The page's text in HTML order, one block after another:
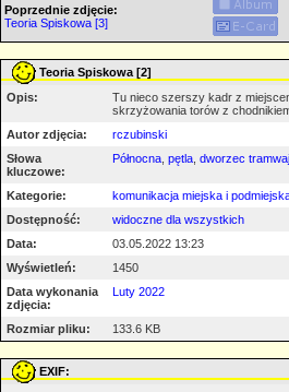
Poprzednie zdjęcie:
Teoria Spiskowa [3]
Teoria Spiskowa [2]
Opis:
Tu nieco szerszy kadr z
skrzyżowania torów z
Autor zdjęcia:
rczubinski
Słowa
kluczowe:
Północna pętla dworzec
Kategorie: komunikacja miejska i
Dostępność:
widoczne dla wszystkich
Data:
03.05.2022 13:23
Wyświetleń:
1450
Data wykonania
zdjęcia:
Luty 2022
Rozmiar pliku: 133.6 KB
EXIF: